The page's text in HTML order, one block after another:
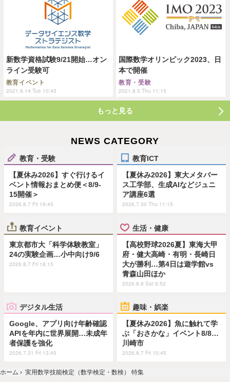
新数学資格試験9/21開始…オン
ライン受験可
教育イベント
2021.9.14 Tue 10:45
国際数学オリンピック2023、日
本で開催
教育・受験
2021.8.5 Thu 11:15
もっと見る
NEWS CATEGORY
教育・受験
【夏休み2026】すぐ行けるイ
ベント情報おまとめ便＜8/9-
15開催＞
2026.8.7 Fri 19:45
教育ICT
【夏休み2026】東大メタバー
ス工学部、生成AIなどジュニ
ア講座6選
2026.7.30 Thu 11:15
教育イベント
東京都市大「科学体験教室」
24の実験企画…小中向け9/6
2026.8.7 Fri 18:15
生活・健康
【高校野球2026夏】東海大甲
府・健大高崎・有明・長崎日
大が勝利…第4日は遊学館vs
青森山田ほか
2026.8.8 Sat 9:52
デジタル生活
Google、アプリ向け年齢確認
APIを年内に世界展開…未成年
者保護を強化
2026.7.31 Fri 13:45
趣味・娯楽
【夏休み2026】魚に触れて学
ぶ「おさかな」イベント8/8…
川崎市
2026.8.7 Fri 10:45
ホーム › 実用数学技能検定（数学検定・数検） 特集